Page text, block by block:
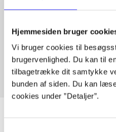
Hjemmesiden bruger
Vi bruger cookies til
brugervenlighed. Du kan til
tilbagetrække dit samtykke
bunden af siden. Du kan
cookies under ”Detaljer”.
Artikler med samme
Fra